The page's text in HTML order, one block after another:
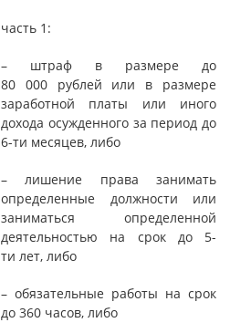
часть 1:
– штраф в размере до
80 000 рублей или в размере
заработной платы или иного
дохода осужденного за период до
6-ти месяцев, либо
– лишение права занимать
определенные должности или
заниматься определенной
деятельностью на срок до 5-
ти лет, либо
– обязательные работы на срок
до 360 часов, либо